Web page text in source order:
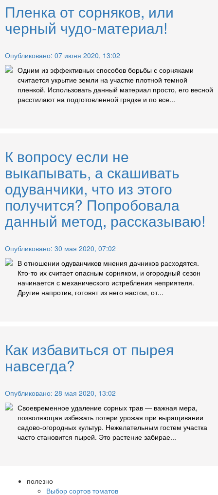
Пленка от сорняков, или
черный чудо-материал!
Опубликовано: 07 июня 2020, 13:02
Одним из эффективных способов борьбы с сорняками
считается укрытие земли на участке плотной темной
пленкой. Использовать данный материал просто, его весной
расстилают на подготовленной грядке и по все...
К вопросу если не
выкапывать, а скашивать
одуванчики, что из этого
получится? Попробовала
данный метод, рассказываю!
Опубликовано: 30 мая 2020, 07:02
В отношении одуванчиков мнения дачников расходятся.
Кто-то их считает опасным сорняком, и огородный сезон
начинается с механического истребления неприятеля.
Другие напротив, готовят из него настои, от...
Как избавиться от пырея
навсегда?
Опубликовано: 28 мая 2020, 13:02
Своевременное удаление сорных трав — важная мера,
позволяющая избежать потери урожая при выращивании
садово-огородных культур. Нежелательным гостем участка
часто становится пырей. Это растение забирае...
полезно
Выбор сортов томатов